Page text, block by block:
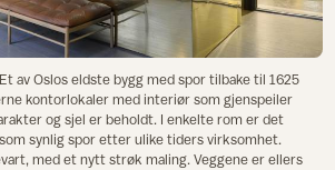
av Oslos eldste bygg med spor tilbake til 1625
kontorlokaler med interiør som gjenspeiler
og sjel er beholdt. I enkelte rom er det
synlig spor etter ulike tiders virksomhet.
med et nytt strøk maling. Veggene er ellers